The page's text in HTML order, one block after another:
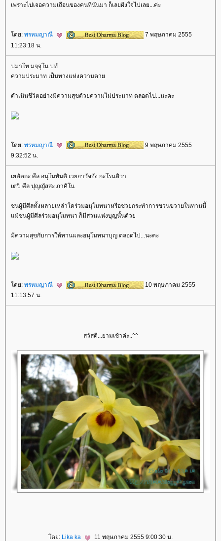
เพราะไปเจอความเถื่อนของคนที่นั่นมา ก็เลยฝังใจไปเลย...ค่ะ
ดย: พรหมญาณี
7 พฤษภาคม 2555
11:23:18 น.
ปมาโท มจฺจุโน ปทํ
ความประมาท เป็นทางแห่งความตา
ดำเนินชีวิตอย่างมีความสุขด้วยความไม่ประมาท ตลอดไป...นะคะ
ดย: พรหมญาณี
9 พฤษภาคม 2555
9:32:52 น.
เยตัตถะ ศีล อนุโมทันติ เวยยาวัจจัง กะโรนติวา
เตปิ ศีล ปุญญัสสะ ภาคิโน
ชนผู้มีศีลทั้งหลายเหล่าใดร่วมอนุโมทนาหรือช่วยกระทำการขวนขวายในทานนี้
ม้ชนผู้มีศีลร่วมอนุโมทนา ก็มีส่วนแห่งบุญนั้นด้ว
มีความสุขกับการให้ทานและอนุโมทนาบุญ ตลอดไป...นะคะ
ดย: พรหมญาณี
10 พฤษภาคม 2555
11:13:57 น.
สวัสดี...ยามเช้าค่ะ..^^
ดย: Lika ka 11 พฤษภาคม 2555 9:00:30 น.